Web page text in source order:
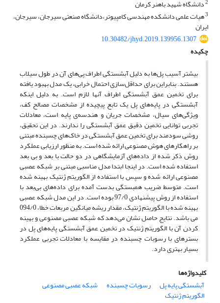
2دانشگاه شهید باهنر کرمان
3هیات علمی دانشکده مهندسی کامپیوتر،دانشگاه صنعتی سیرجان، سیرجان،
ایران
10.30482/jhyd.2019.139956.1307
چکیده
بیشتر آسیب پل‌ها به دلیل آبشستگی اطراف پی‌های‌ آن در طول سیلاب
هستند. بنابراین برای حداقل‌سازی احتمال خرابی، یک مدل بهبود یافته
برای تخمین عمق آبشستگی اطراف آنها لازم است. به دلیل اینکه
آبشستگی در پایه‌های پل یک تابع پیچیده از مشخصات مصالح کف،
ویژگی‌های سیال، مشخصات جریان و هندسه‌ی پایه است، معادلات
تجربی توانایی تخمین دقیق عمق آبشستگی را ندارند. در این تحقیق،
روشی سودمند برای تخمین عمق آبشستگی در خاک‌های چسبنده مبتنی
بر راهکارهای هوش مصنوعی ارائه شده است. به منظور ارزیابی عملکرد
روش‌ ذکر شده از داده‌های آزمایشگاهی در دو حالت با بعد و بی بعد
استفاده شده است. در اینجا ابتدا مدل مناسبی مبتنی بر شبکه عصبی
مصنوعی ارائه شده و سپس با استفاده از الگوریتم ژنتیک بهینه شده
است. متوسط ضریب همبستگی بدست آمده برای داده‌های بی‌بعد با
استفاده از روش پیشنهادی 97/0 بوده است. در این مدل شبکه عصبی
بهینه شده با الگوریتم ژنتیک، مقدار ریشه میانگین مربعات خطا، 094/0
می باشد. نتایج حاصل نشان می‌دهد که شبکه عصبی مصنوعی و بهینه
کردن آن با الگوریتم ژنتیک در تخمین عمق آبشستگی پایه‌های پل در
بسترهای با رسوبات چسبنده در مقایسه با معادلات تجربی عملکرد
بسیار بهتری دارد.
کلیدواژه‌ها
آبشستگی پایه پل
رسوبات چسبنده شبکه عصبی مصنوعی
الگوریتم ژنتیک